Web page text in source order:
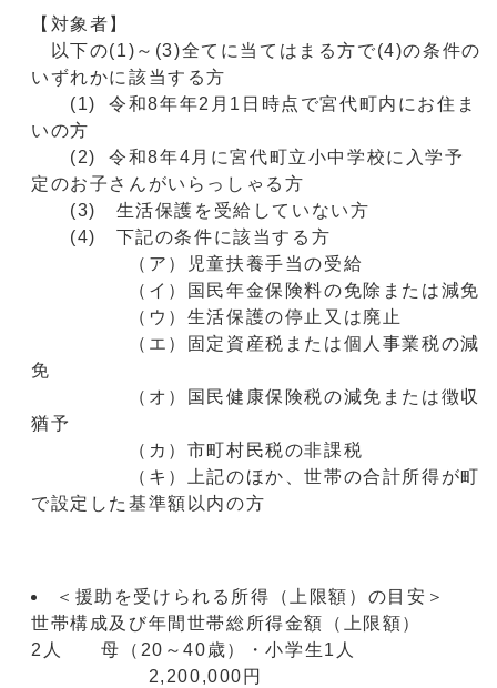
【対象者】
以下の(1)～(3)全てに当てはまる方で(4)の条件の
いずれかに該当する方
(1) 令和8年年2月1日時点で宮代町内にお住ま
いの方
(2) 令和8年4月に宮代町立小中学校に入学予
定のお子さんがいらっしゃる方
(3) 生活保護を受給していない方
(4) 下記の条件に該当する方
（ア）児童扶養手当の受給
（イ）国民年金保険料の免除または減免
（ウ）生活保護の停止又は廃止
（エ）固定資産税または個人事業税の減
免
（オ）国民健康保険税の減免または徴収
猶予
（カ）市町村民税の非課税
（キ）上記のほか、世帯の合計所得が町
で設定した基準額以内の方
＜援助を受けられる所得（上限額）の目安＞
世帯構成及び年間世帯総所得金額（上限額）
2人 母（20～40歳）・小学生1人
2,200,000円